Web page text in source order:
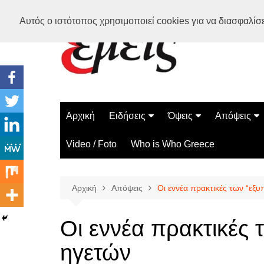
Αυτός ο ιστότοπος χρησιμοποιεί cookies για να
Αρχική Ειδήσεις
Ελλάδα
Διεθνή
Όψεις
Διάστημα
Επιστήμη
Απόψεις
Video / Foto Who is Who Greece
Αρχική Απόψεις Οι εννέα πρακτικές των
Οι εννέα πρακτικές
ηγετών